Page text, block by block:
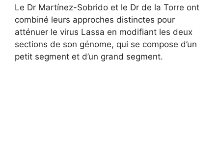
Le Dr Martínez-Sobrido et le Dr de la Torre ont
combiné leurs approches distinctes pour
atténuer le virus Lassa en modifiant les deux
sections de son génome, qui se compose d’un
petit segment et d’un grand segment.